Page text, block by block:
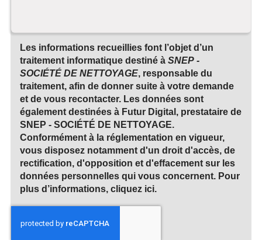
Les informations recueillies font l’objet d’un
traitement informatique destiné à SNEP -
SOCIÉTÉ DE NETTOYAGE, responsable du
traitement, afin de donner suite à votre demande
et de vous recontacter. Les données sont
également destinées à Futur Digital, prestataire de
SNEP - SOCIÉTÉ DE NETTOYAGE.
Conformément à la réglementation en vigueur,
vous disposez notamment d'un droit d'accès, de
rectification, d'opposition et d'effacement sur les
données personnelles qui vous concernent. Pour
plus d’informations, cliquez ici.